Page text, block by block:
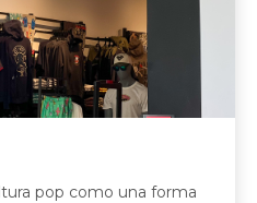
pop como una forma